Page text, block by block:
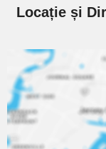
Locație și